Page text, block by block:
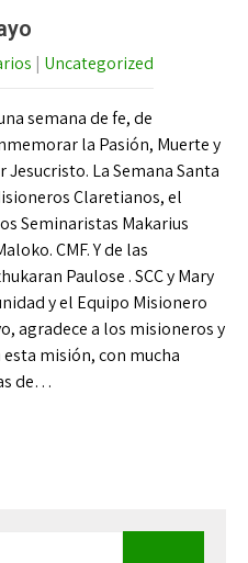
| Uncategorized
semana de fe, de
la Pasión, Muerte y
La Semana Santa
Claretianos, el
Seminaristas Makarius
CMF. Y de las
Paulose . SCC y Mary
y el Equipo Misionero
agradece a los misioneros y
misión, con mucha
de…